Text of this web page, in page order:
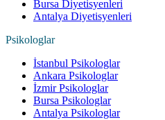
Bursa Diyetisyenleri
Antalya Diyetisyenleri
Psikologlar
İstanbul Psikologlar
Ankara Psikologlar
İzmir Psikologlar
Bursa Psikologlar
Antalya Psikologlar